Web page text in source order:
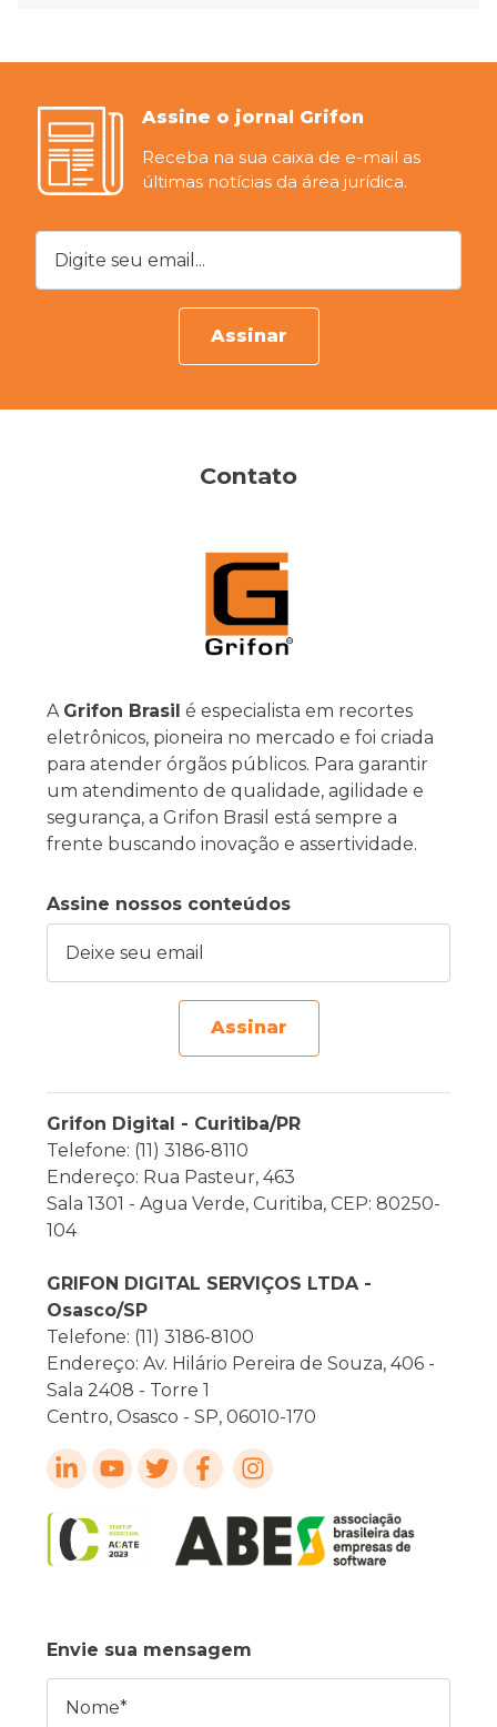
Assine o jornal Grifon
Receba na sua caixa de e-mail as
últimas notícias da área jurídica.
Digite seu email...
Assinar
Contato
A Grifon Brasil é especialista em recortes
eletrônicos, pioneira no mercado e foi criada
para atender órgãos públicos. Para garantir
um atendimento de qualidade, agilidade e
segurança, a Grifon Brasil está sempre a
frente buscando inovação e assertividade.
Assine nossos conteúdos
Assinar
Grifon Digital - Curitiba/PR
Telefone: (11) 3186-8110
Endereço: Rua Pasteur, 463
Sala 1301 - Agua Verde, Curitiba, CEP: 80250-
104
GRIFON DIGITAL SERVIÇOS LTDA -
Osasco/SP
Telefone: (11) 3186-8100
Endereço: Av. Hilário Pereira de Souza, 406 -
Sala 2408 - Torre 1
Centro, Osasco - SP, 06010-170
Envie sua mensagem